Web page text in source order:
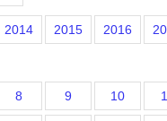
2014 2015 2016
8 9 10